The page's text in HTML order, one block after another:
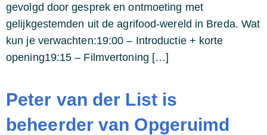
gevolgd door gesprek en ontmoeting met
gelijkgestemden uit de agrifood-wereld in Breda. Wat
kun je verwachten:19:00 – Introductie + korte
opening19:15 – Filmvertoning […]
Peter van der List is
beheerder van Opgeruimd